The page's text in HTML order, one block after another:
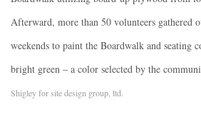
Afterward, more than 50 volunteers gathered
weekends to paint the Boardwalk and seating
bright green – a color selected by the
Shigley for site design group, ltd.